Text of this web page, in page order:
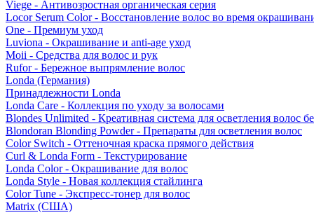
Viege - Антивозростная органическая серия
Locor Serum Color - Восстановление волос во время
One - Премиум уход
Luviona - Окрашивание и anti-age уход
Moii - Средства для волос и рук
Rufor - Бережное выпрямление волос
Londa (Германия)
Принадлежности Londa
Londa Care - Коллекция по уходу за волосами
Blondes Unlimited - Креативная система для осветления волос
Blondoran Blonding Powder - Препараты для осветления волос
Color Switch - Оттеночная краска прямого действия
Curl & Londa Form - Текстурирование
Londa Color - Окрашивание для волос
Londa Style - Новая коллекция стайлинга
Color Tune - Экспресс-тонер для волос
Matrix (США)